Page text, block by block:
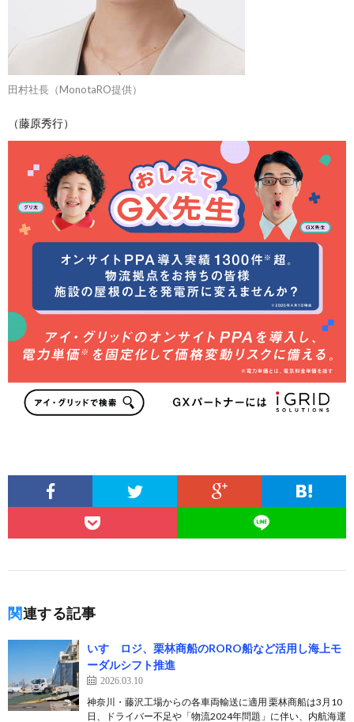
田村社長（MonotaRO提供）
（藤原秀行）
関連する記事
いすゞロジ、栗林商船のRORO船など活用し海上モ
ーダルシフト推進
2026.03.10
神奈川・藤沢工場からの各車両輸送に適用 栗林商船は3月10
日、ドライバー不足や「物流2024年問題」に伴い、内航海運